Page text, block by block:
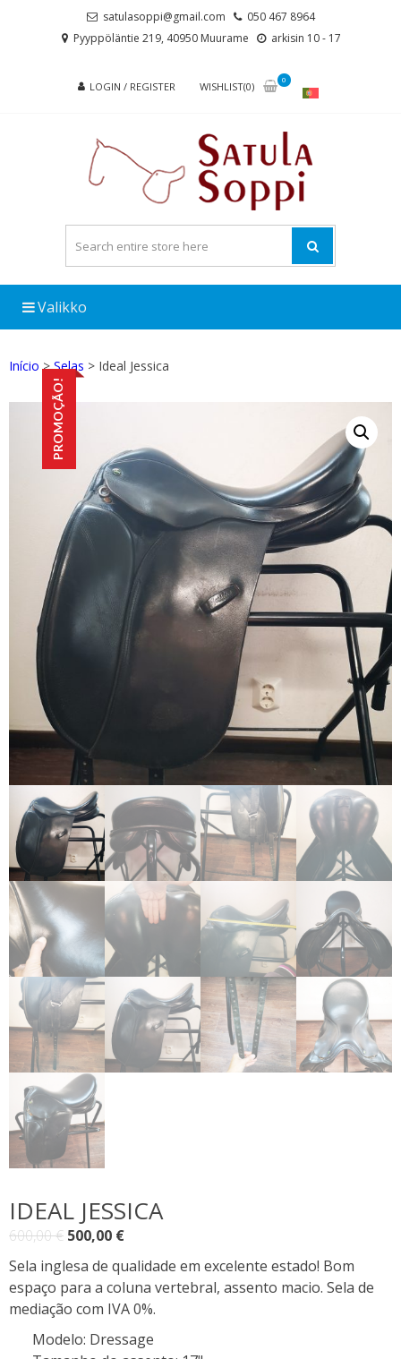
satulasoppi@gmail.com
050 467 8964
Pyyppöläntie 219, 40950 Muurame
arkisin 10 - 17
LOGIN / REGISTER WISHLIST(0)
0
Valikko
Início >Selas > Ideal Jessica
PROMOÇÃO!
IDEAL JESSICA
600,00€ O
preço
original
era:
600,00 €.
500,00 €O
preço
atual
é:
500,00 €.
Sela inglesa de qualidade em excelente estado! Bom
espaço para a coluna vertebral, assento macio. Sela de
mediação com IVA 0%.
Modelo: Dressage